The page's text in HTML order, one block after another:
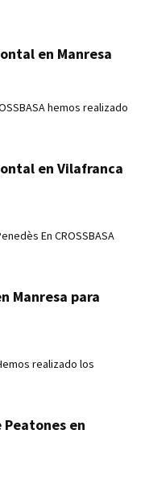
en Manresa
hemos realizado
en Vilafranca
En CROSSBASA
Manresa para
realizado los
Peatones en